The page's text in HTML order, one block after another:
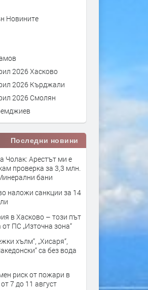
Новините
2026 Хасково
2026 Кърджали
2026 Смолян
Последни новини
Чолак: Арестът ми е
проверка за 3,3 млн.
бани
наложи санкции за 14
в Хасково – този път
ПС „Източна зона“
хълм“, „Хисаря“,
са без вода
риск от пожари в
7 до 11 август